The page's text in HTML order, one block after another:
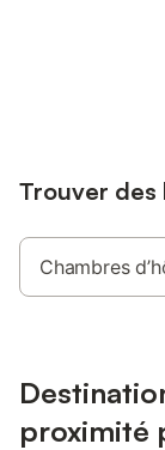
Trouver des
Chambres
proximité